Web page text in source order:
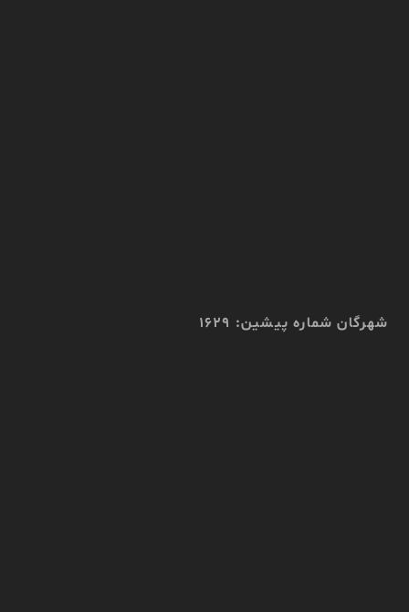
شهرگان شماره پیشین: 1629